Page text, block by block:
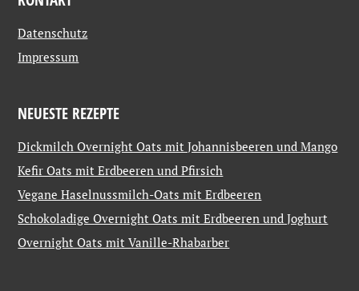
Datenschutz
Impressum
NEUESTE REZEPTE
Dickmilch Overnight Oats mit Johannisbeeren und Mango
Kefir Oats mit Erdbeeren und Pfirsich
Vegane Haselnussmilch-Oats mit Erdbeeren
Schokoladige Overnight Oats mit Erdbeeren und Joghurt
Overnight Oats mit Vanille-Rhabarber